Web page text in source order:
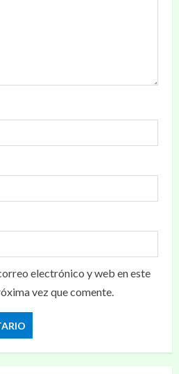
electrónico y web en este
vez que comente.